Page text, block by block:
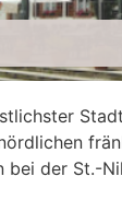
bei der St.-